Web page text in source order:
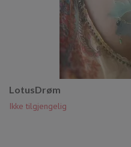
LotusDrøm
Ikke tilgjengelig